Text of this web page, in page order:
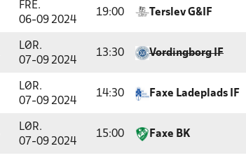
FRE.
06-09 2024
19:00 Terslev G&IF
LØR.
07-09 2024
13:30 Vordingborg IF
LØR.
07-09 2024
14:30 Faxe Ladeplads IF
LØR.
07-09 2024
15:00 Faxe BK